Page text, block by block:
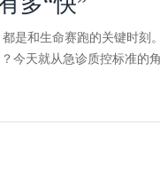
是和生命赛跑的关键时刻
今天就从急诊质控标准的